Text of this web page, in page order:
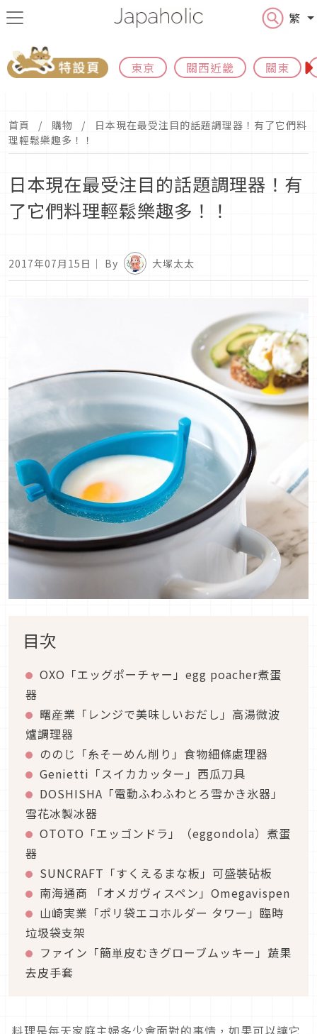
繁
東京 關西近畿 關東
首頁 購物
日本現在最受注目的話題調理器！有了它們料
理輕鬆樂趣多！！
日本現在最受注目的話題調理器！有
了它們料理輕鬆樂趣多！！
2017年07月15日 ｜ By 大塚太太
目次
OXO「エッグポーチャー」egg poacher煮蛋
器
曙産業「レンジで美味しいおだし」高湯微波
爐調理器
ののじ「糸そーめん削り」食物細條處理器
Genietti「スイカカッター」西瓜刀具
DOSHISHA「電動ふわふわとろ雪かき氷器」
雪花冰製冰器
OTOTO「エッゴンドラ」（eggondola）煮蛋
器
SUNCRAFT「すくえるまな板」可盛裝砧板
南海通商 「オメガヴィスペン」Omegavispen
山崎実業「ポリ袋エコホルダー タワー」臨時
垃圾袋支架
ファイン「簡単皮むきグローブムッキー」蔬果
去皮手套
料理是每天家庭主婦多少會面對的事情，如果可以讓它